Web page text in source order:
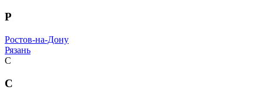
Р
Ростов-на-Дону
Рязань
С
С